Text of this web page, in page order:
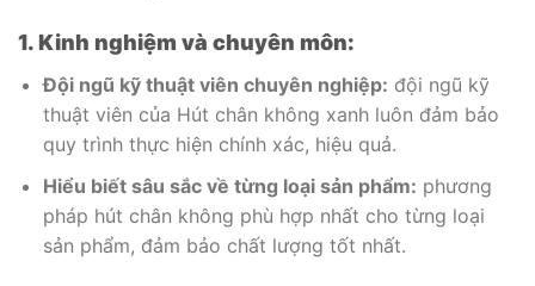
1. Kinh nghiệm và chuyên môn:
Đội ngũ kỹ thuật viên chuyên nghiệp: đội ngũ kỹ
thuật viên của Hút chân không xanh luôn đảm bảo
quy trình thực hiện chính xác, hiệu quả.
Hiểu biết sâu sắc về từng loại sản phẩm: phương
pháp hút chân không phù hợp nhất cho từng loại
sản phẩm, đảm bảo chất lượng tốt nhất.